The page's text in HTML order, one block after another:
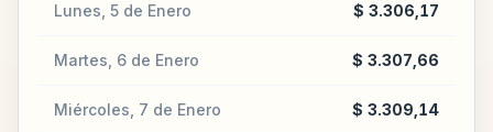
Lunes, 5 de Enero $ 3.306,17
Martes, 6 de Enero $ 3.307,66
Miércoles, 7 de Enero $ 3.309,14